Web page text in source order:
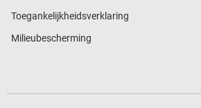
Toegankelijkheidsverklaring
Milieubescherming